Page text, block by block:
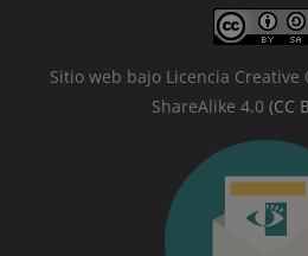
Sitio web bajo Licencia
ShareAlike 4.0 (CC